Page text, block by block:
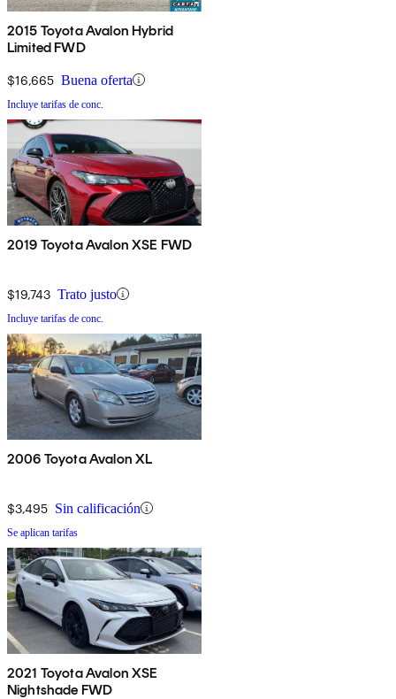
2015 Toyota Avalon Hybrid
Limited FWD
$16,665 Buena oferta
Incluye tarifas de conc.
2019 Toyota Avalon XSE FWD
$19,743 Trato justo
Incluye tarifas de conc.
2006 Toyota Avalon XL
$3,495 Sin calificación
Se aplican tarifas
2021 Toyota Avalon XSE
Nightshade FWD